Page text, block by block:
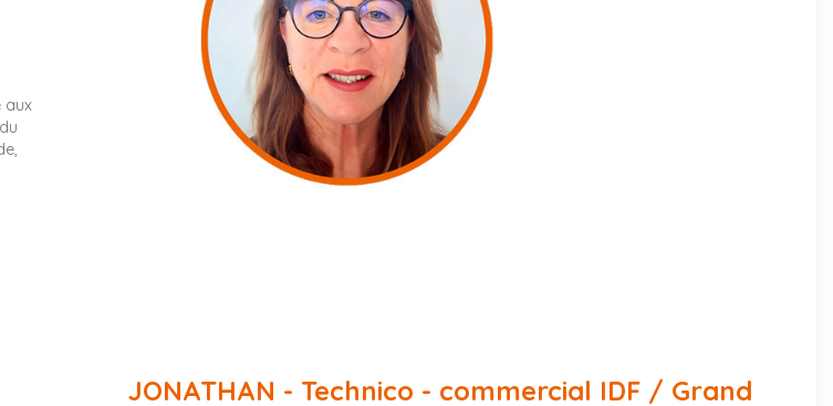
aux
JONATHAN - Technico - commercial IDF / Grand